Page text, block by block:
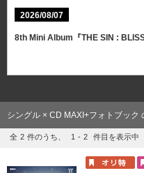
2026/08/07
8th Mini Album『THE SIN :
シングル × CD MAXI+フォトブック
全 2 件のうち、 1 - 2 件目を表示中